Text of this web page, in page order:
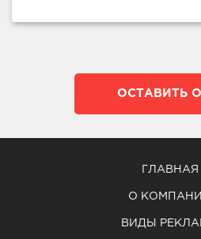
ОСТАВИТЬ
ГЛАВНАЯ
О
ВИДЫ